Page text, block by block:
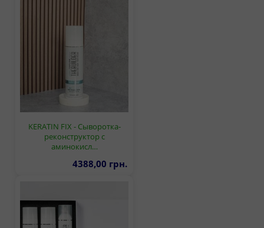
KERATIN FIX - Сыворотка-
реконструктор с
аминокисл…
4388,00 грн.